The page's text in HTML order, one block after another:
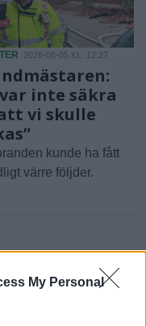
My Personal
2026-08-05 KL. 12:27
inte säkra
vi skulle
kunde ha fått
värre följder.